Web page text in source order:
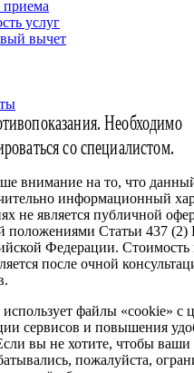
приема
услуг
вычет
Необходимо
со специалистом.
внимание на то, что
информационный
не является публичной
положениями Статьи 437 (2)
Федерации.
после очной
файлы «cookie» с
сервисов и повышения
вы не хотите, чтобы ваши
пожалуйста,